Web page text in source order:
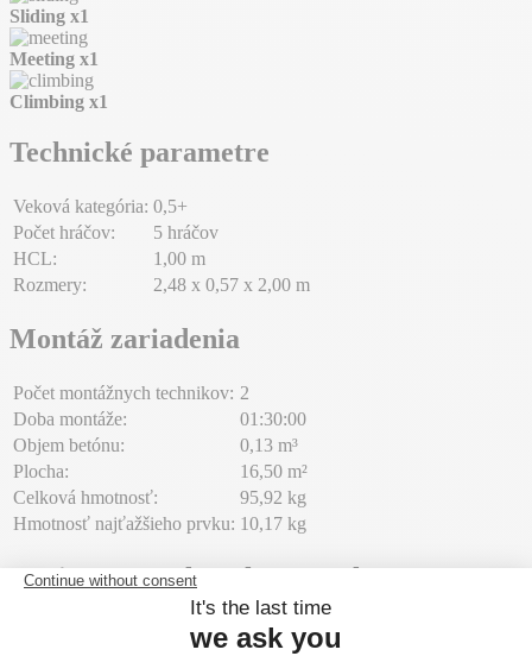
Sliding x1
Meeting x1
Climbing x1
Technické parametre
Veková kategória: 0,5+
Počet hráčov:
5 hráčov
HCL:
1,00 m
Rozmery:
2,48 x 0,57 x 2,00 m
Montáž zariadenia
Počet montážnych technikov: 2
Doba montáže:
01:30:00
Objem betónu:
0,13 m³
Plocha:
16,50 m²
Celková hmotnosť:
95,92 kg
Hmotnosť najťažšieho prvku: 10,17 kg
Environmentálne ukazovatele